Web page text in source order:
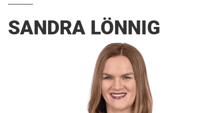
SANDRA LÖNNIG